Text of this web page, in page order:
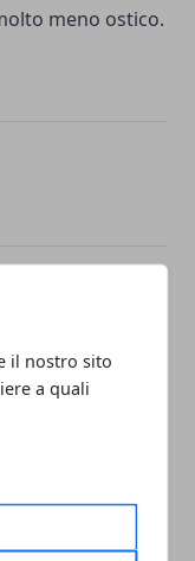
il nostro sito
a quali
meno ostico.
confronto 2020